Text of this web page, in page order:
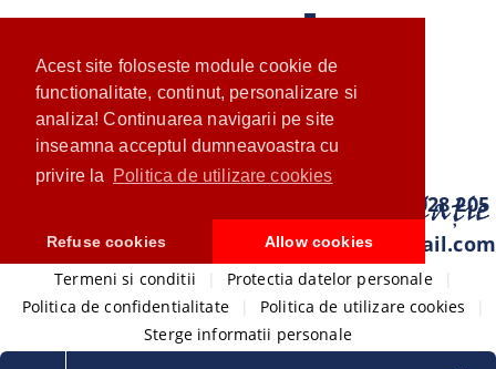
Acest site foloseste module cookie de
functionalitate, continut, personalizare si
analiza! Continuarea navigarii pe site
inseamna acceptul dumneavoastra cu
privire la
Politica de utilizare cookies
Refuse cookies Allow cookies
0733 028 205
com.ventistore@gmail.com
Termeni si conditii Protectia datelor personale
Politica de confidentialitate
Politica de utilizare cookies
Sterge informatii personale